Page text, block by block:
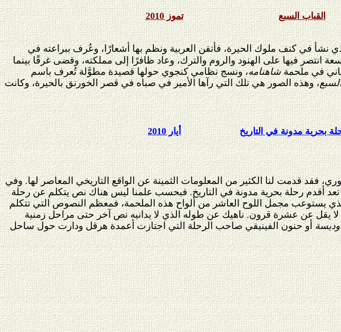
تموز 2010 القباب السبع
نشأ في كنف ملوك الحيرة، فأتقن العربية ونظم بها أشعارًا، وعُرف ببراعته في
انتصر فيها على الهنود والروم والترك، وعاد ظافرًا إلى مملكته، وقضى غرقًا بينما
في ملحمةشاهنامه، ونسج نظامي كنجوي حولها قصيدة مطوَّلة تُعرف باسم
، وهذه الصور هي تلك التي رآها الأمير في صباه في قصر الخورنق بالحيرة، وكانت
أيار 2010 بحرية مدونة في التاريخ
فقد قدمت لنا الكثير من المعلومات الثمينة عن الواقع التاريخي المعاصر لها. وفي
أقدم رحلة بحرية مدونة في التاريخ. فبحسب علمنا ليس هناك نص يتكلم عن رحلة
يستوعب مجمل اللوح العاشر من ألواح هذه الملحمة، فمعظم النصوص التي تتكلم
يقل عن عشرة قرون. ناهيك عن طوله الذي لا يدانيه نص آخر حتى مراحل زمنية
أو حنون الفينيقي صاحب الرحلة التي اجتازت أعمدة هرقل ودارت حول ساحل